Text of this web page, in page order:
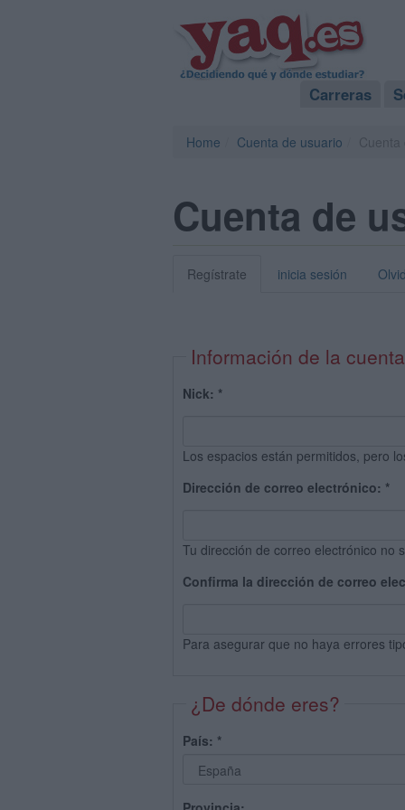
Carreras
Home Cuenta de usuario
Cuenta de
Regístrate inicia sesión
Información de la cuenta
Nick: *
Los espacios están permitidos, pero
Dirección de correo electrónico: *
Tu dirección de correo electrónico no
Confirma la dirección de correo
Para asegurar que no haya errores
¿De dónde eres?
País: *